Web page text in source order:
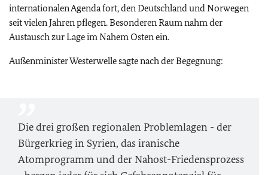
internationalen Agenda fort, den Deutschland und Norwegen
seit vielen Jahren pflegen. Besonderen Raum nahm der
Austausch zur Lage im Nahem Osten ein.
Außenminister Westerwelle sagte nach der Begegnung:
Die drei großen regionalen Problemlagen - der
Bürgerkrieg in Syrien, das iranische
Atomprogramm und der Nahost-Friedensprozess